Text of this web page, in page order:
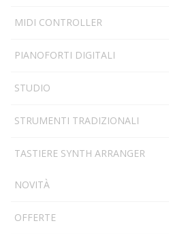
MIDI CONTROLLER
PIANOFORTI DIGITALI
STUDIO
STRUMENTI TRADIZIONALI
TASTIERE SYNTH ARRANGER
NOVITÀ
OFFERTE